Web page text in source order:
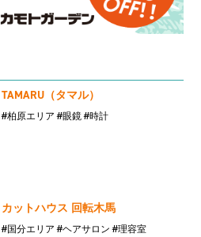
TAMARU（タマル）
#柏原エリア #眼鏡#時計
カットハウス 回転木馬
#国分エリア #ヘアサロン #理容室